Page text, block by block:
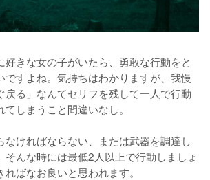
好きな女の子がいたら、勇敢な行動をと
ですよね。気持ちはわかりますが、我慢
戻る」なんてセリフを残して一人で行動
しまうこと間違いなし。
なければならない、または武器を調達し
そんな時には最低2人以上で行動しましょ
ばなお良いと思われます。